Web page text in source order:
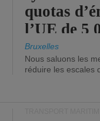
quotas
l’UE de 5
tonneaux
brute.
Bruxelles
Nous saluons les
réduire les escales